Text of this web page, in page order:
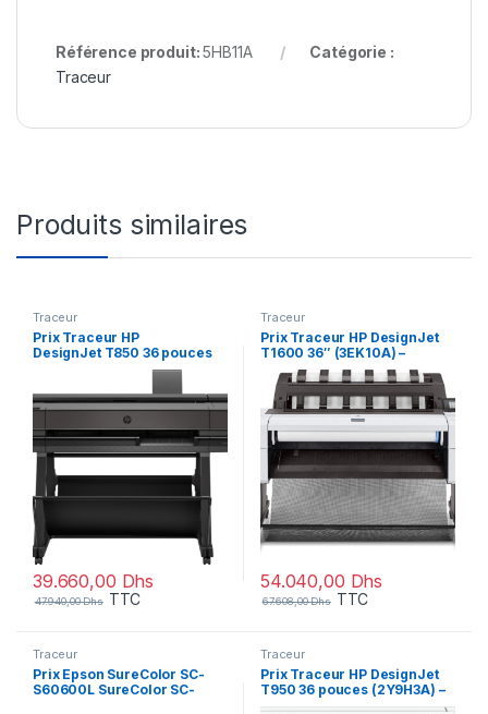
Référence produit:5HB11A
Catégorie :
Traceur
Produits similaires
Traceur
Prix Traceur HP
DesignJet T850 36 pouces
(2Y9H0A) – 47940.00 –
39.660,00 Dhs
47.940,00Dhs TTC
Traceur
Prix Traceur HP DesignJet
T1600 36″ (3EK10A) –
67608.00 – 67608.00
54.040,00 Dhs
67.608,00Dhs TTC
Traceur
Prix Epson SureColor SC-
S60600L SureColor SC-
Traceur
Prix Traceur HP DesignJet
T950 36 pouces (2Y9H3A) –
107388.00 – 107388.00